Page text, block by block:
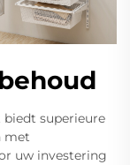
superieure
met
uw investering